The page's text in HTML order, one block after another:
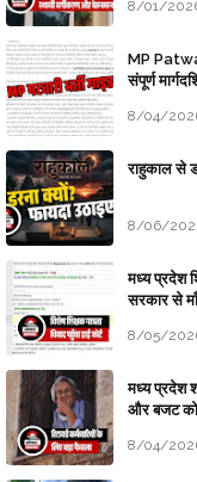
8/01/
MP
संपूर्ण
8/04/
राहुकाल से
8/06/
मध्य प्रदेश
सरकार से
8/05/
मध्य प्रदेश
और बजट
8/04/